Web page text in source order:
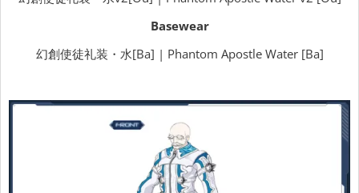
Basewear
幻創使徒礼装・水[Ba] | Phantom Apostle Water [Ba]